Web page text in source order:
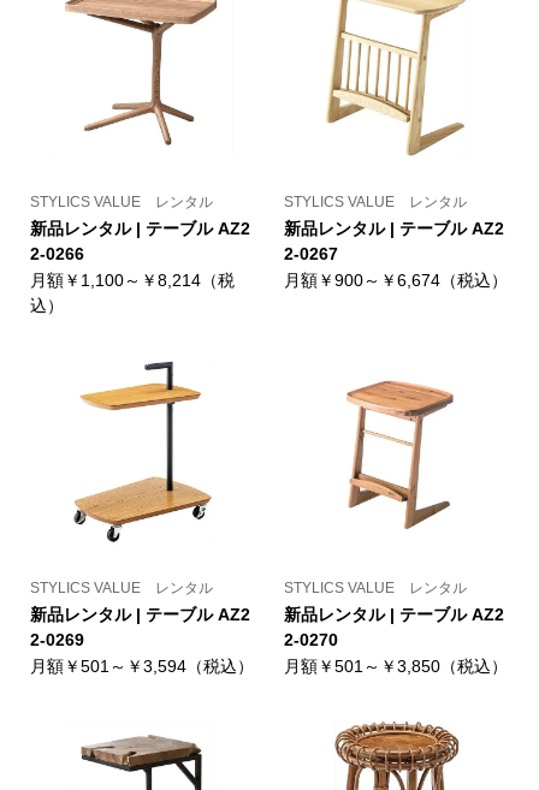
STYLICS VALUE レンタル
新品レンタル | テーブル AZ2
2-0266
月額￥1,100～￥8,214（税
込）
STYLICS VALUE レンタル
新品レンタル | テーブル AZ2
2-0267
月額￥900～￥6,674（税込）
STYLICS VALUE レンタル
新品レンタル | テーブル AZ2
2-0269
月額￥501～￥3,594（税込）
STYLICS VALUE レンタル
新品レンタル | テーブル AZ2
2-0270
月額￥501～￥3,850（税込）